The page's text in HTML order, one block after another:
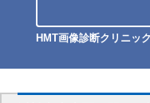
HMT画像診断クリニック